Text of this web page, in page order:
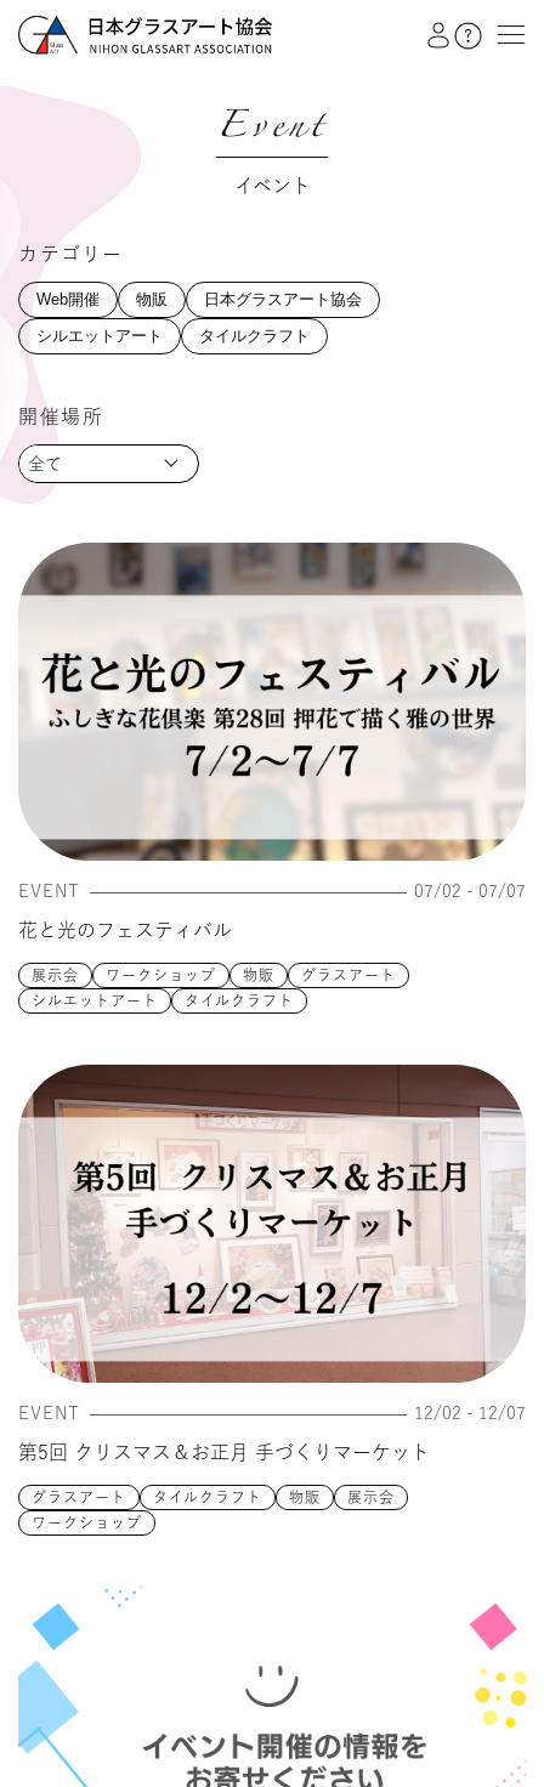
イベント
作品展
会員注文フォーム
カテゴリー
日本グラスアート協会
グラスアート
タイルクラフト
Event
イベント
カテゴリー
開催場所
全て
EVENT 07/02 - 07/07
花と光のフェスティバル
展示会 ワークショップ 物販
グラスアート
シルエットアート
タイルクラフト
EVENT 12/02 - 12/07
第5回 クリスマス＆お正月 手づくりマーケット
グラスアート タイルクラフト 物販
展示会
ワークショップ